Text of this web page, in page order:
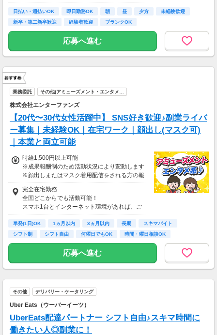
日払い・週払いOK 即日勤務OK 朝 昼 夕方
未経験歓迎
新卒・第二新卒歓迎
経験者歓迎 ブランクOK
応募へ進む
業務委託 その他(アミューズメント・エンタメ…
株式会社エンターファンズ
【20代〜30代女性活躍中】 SNS好き歓迎♪副業ライバ
ー募集｜未経験OK｜在宅ワーク｜顔出し(マスク可)
｜本業と両立可能
時給1,500円以上可能
※成果報酬制のため活動状況により変動します
※顔出しまたはマスク着用配信をされる方の報
酬基準となります
【収入例】
■事務職Aさん（週3日・月50時間程度）
月収8万円～15万円
月収15万円～25万円
■主婦Cさん（月100時間程度）
月収20万円以上
現在活躍中のライバーの多くは会社員や主婦の
方。
本業や家庭と両立しながら副業として活動され
ています。
完全在宅勤務
全国どこからでも活動可能！
スマホ1台とインターネット環境があれば、ご
自宅からスタートできます。
通勤時間ゼロだから、本業やプライベートとの
両立もラクラク♪
単発(1日)OK 1ヵ月以内 3ヵ月以内 長期
スキマバイト
シフト制
シフト自由 何曜日でもOK 時間・曜日相談OK
応募へ進む
その他 デリバリー・ケータリング
Uber Eats（ウーバーイーツ）
UberEats配達パートナー シフト自由♪スキマ時間に
働きたい人◎副業に！